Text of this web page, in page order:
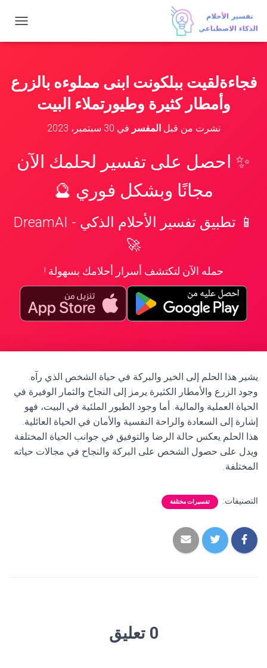
ب
ا
فجاءةلقيت ببلكونت ابنى مملوءه بالزرع
وأمطار كثيرة وطيورتملاء البيت
نشرت من قبلالمفسر في 30 سبتمبر، 2023
✨ احصل على تفسير لحلمك الآن
مجانًا وبشكل فوري 🔮
📱 تطبيق تفسير الأحلام الذكي - DreamAI
🚀
حمله الآن لتكتشف أسرار أحلامك بسهولة !
يشير هذا الحلم إلى الخير والبركة في حياة الشخص الذي رآه.
وجود الزرع والأمطار الكثيرة يرمز إلى النجاح والثمار الوفيرة في
الحياة العملية والمالية. أما وجود الطيور الملئية في البيت، فهو
إشارة إلى السعادة والراحة النفسية والأمان في الحياة العائلية.
هذا الحلم يعكس حالة الرضا والتوفيق في جوانب الحياة المختلفة
ويدل على حصول الشخص على البركة والنجاح في مجالات حياته
المختلفة.
التصنيفات: تفسيرات مختلفة
0 تعليق